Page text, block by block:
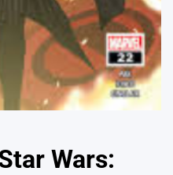
Wars: